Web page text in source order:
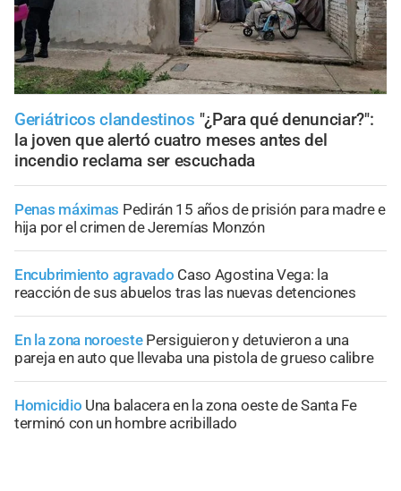
Geriátricos clandestinos "¿Para qué denunciar?":
la joven que alertó cuatro meses antes del
incendio reclama ser escuchada
Penas máximas Pedirán 15 años de prisión para madre e
hija por el crimen de Jeremías Monzón
Encubrimiento agravado Caso Agostina Vega: la
reacción de sus abuelos tras las nuevas detenciones
En la zona noroeste Persiguieron y detuvieron a una
pareja en auto que llevaba una pistola de grueso calibre
Homicidio Una balacera en la zona oeste de Santa Fe
terminó con un hombre acribillado